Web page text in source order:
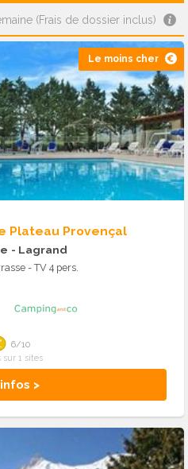
(Frais de dossier inclus)
Le moins cher
Plateau Provençal
- Lagrand
- TV 4 pers.
>
6/10
sur 1 sites